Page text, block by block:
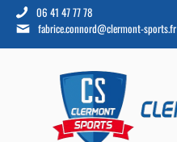
06 41 47 77 78
fabrice.connord@clermont-sports.fr